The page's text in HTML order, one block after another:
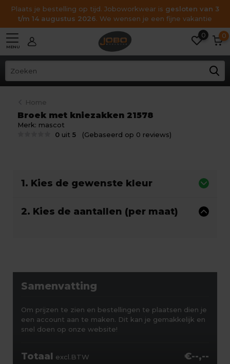
Plaats je bestelling op tijd. Joboworkwear is gesloten van 3
t/m 14 augustus 2026. We wensen je een fijne vakantie
MENU
0 0
Home
Broek met kniezakken 21578
Merk: mascot
0 uit5 (Gebaseerd op 0 reviews)
1. Kies de gewenste kleur
2. Kies de aantallen (per maat)
Samenvatting
Om prijzen te zien en bestellingen te plaatsen dien je
een account aan te maken. Dit kan je gemakkelijk en
snel doen op onze website!
Totaal excl.BTW €--,--